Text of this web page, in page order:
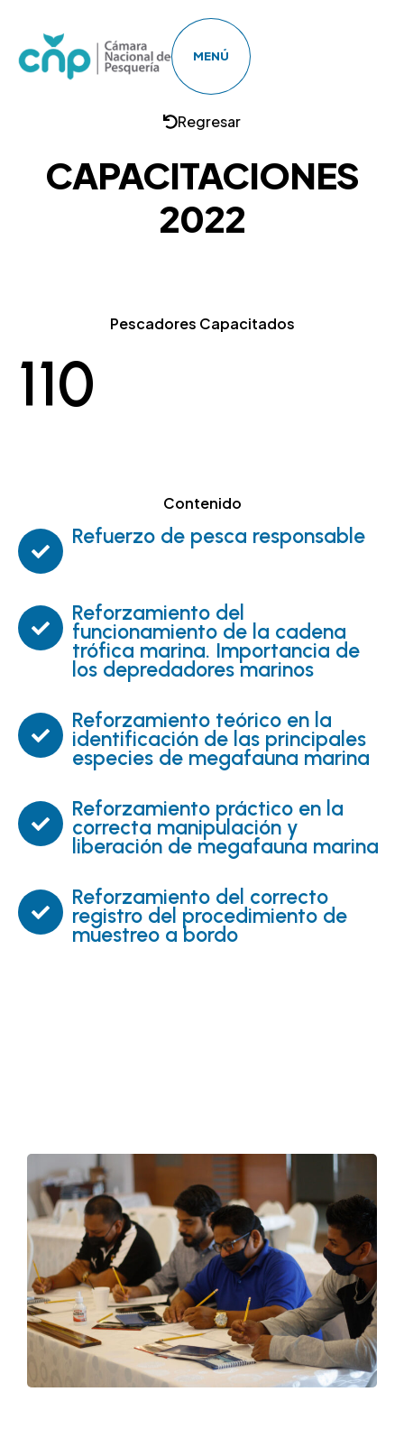
MENÚ
Regresar
CAPACITACIONES
2022
Pescadores Capacitados
110
Contenido
Refuerzo de pesca responsable
Reforzamiento del
funcionamiento de la cadena
trófica marina. Importancia de
los depredadores marinos
Reforzamiento teórico en la
identificación de las principales
especies de megafauna marina
Reforzamiento práctico en la
correcta manipulación y
liberación de megafauna marina
Reforzamiento del correcto
registro del procedimiento de
muestreo a bordo